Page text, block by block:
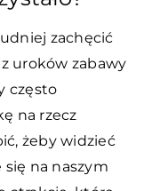
zachęcić
uroków zabawy
często
na rzecz
żeby widzieć
na naszym